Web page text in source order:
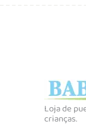
Loja de
crianças.